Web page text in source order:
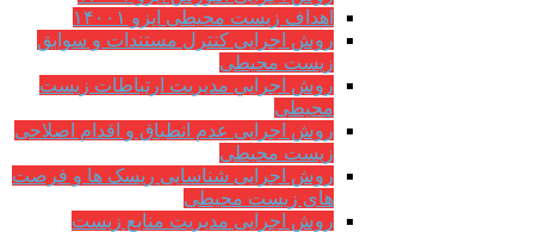
اهداف زیست محیطی ایزو ۱۴۰۰۱
روش اجرایی کنترل مستندات و سوابق
زیست محیطی
روش اجرايي مدیریت ارتباطات زیست
محیطی
روش اجرایی عدم انطباق و اقدام اصلاحی
زیست محیطی
روش اجرایی شناسایی ریسک ها و فرصت
های زیست محیطی
روش اجرایی مدیریت منابع زیست